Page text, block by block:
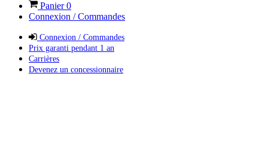
Panier0
Connexion / Commandes
Connexion / Commandes
Prix garanti pendant 1 an
Carrières
Devenez un concessionnaire